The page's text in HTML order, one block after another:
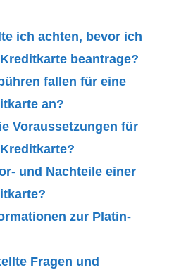
ich achten, bevor ich
beantrage?
fallen für eine
an?
Voraussetzungen für
?
und Nachteile einer
zur Platin-
Fragen und